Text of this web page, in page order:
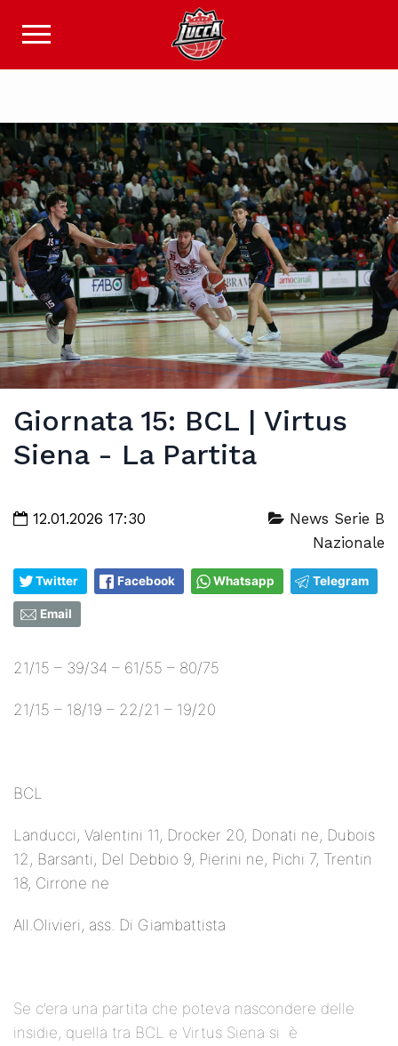
Giornata 15: BCL | Virtus
Siena - La Partita
12.01.2026 17:30
News Serie B
Nazionale
Twitter Facebook Whatsapp Telegram
Email
21/15 – 39/34 – 61/55 – 80/75
21/15 – 18/19 – 22/21 – 19/20
BCL
Landucci, Valentini 11, Drocker 20, Donati ne, Dubois
12, Barsanti, Del Debbio 9, Pierini ne, Pichi 7, Trentin
18, Cirrone ne
All.Olivieri, ass. Di Giambattista
Se c’era una partita che poteva nascondere delle
insidie, quella tra BCL e Virtus Siena si è